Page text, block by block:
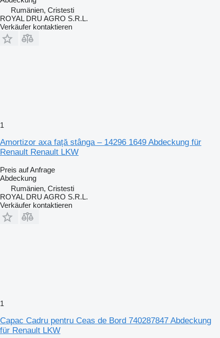
Rumänien, Cristesti
ROYAL DRU AGRO S.R.L.
Verkäufer kontaktieren
1
Amortizor axa față stânga – 14296 1649 Abdeckung für
Renault Renault LKW
Preis auf Anfrage
Abdeckung
Rumänien, Cristesti
ROYAL DRU AGRO S.R.L.
Verkäufer kontaktieren
1
Capac Cadru pentru Ceas de Bord 740287847 Abdeckung
für Renault LKW